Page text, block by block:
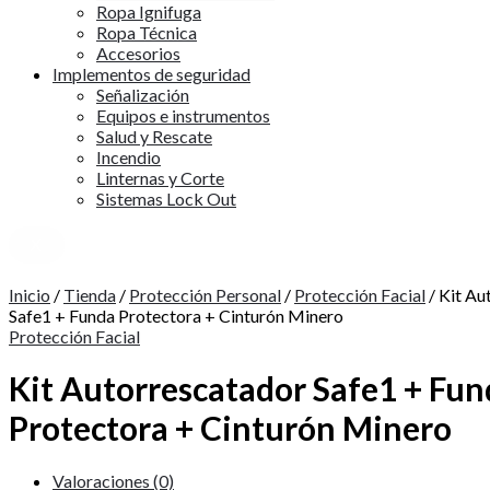
Ropa Ignifuga
Ropa Técnica
Accesorios
Implementos de seguridad
Señalización
Equipos e instrumentos
Salud y Rescate
Incendio
Linternas y Corte
Sistemas Lock Out
Inicio / Tienda / Protección Personal / Protección Facial / Kit
Safe1 + Funda Protectora + Cinturón Minero
Protección Facial
Kit Autorrescatador Safe1 +
Protectora + Cinturón Minero
Valoraciones (0)